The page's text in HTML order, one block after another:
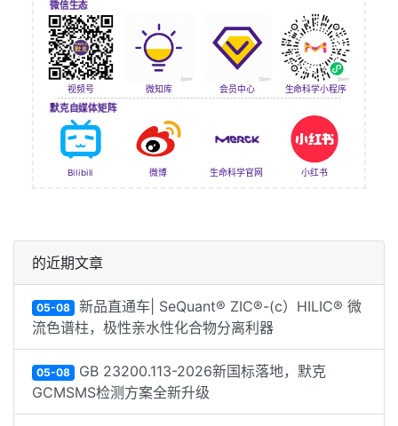
微信生态
视频号 微知库 会员中心 生命科学小程序
默克自媒体矩阵
Bilibili 微博 生命科学官网 小红书
的近期文章
05-08 新品直通车| SeQuant® ZIC®-(c）HILIC® 微
流色谱柱，极性亲水性化合物分离利器
05-08 GB 23200.113-2026新国标落地，默克
GCMSMS检测方案全新升级